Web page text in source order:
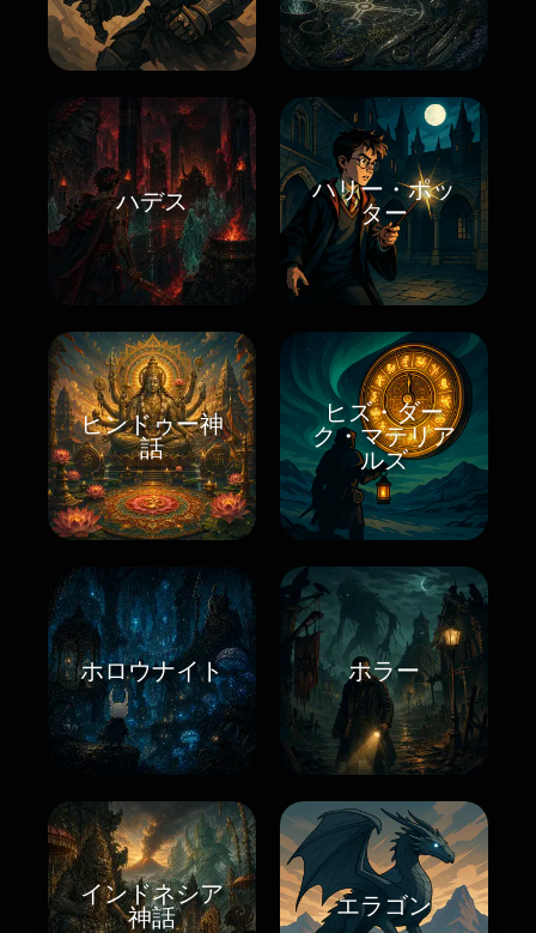
ハデス
ハリー・ポッ
ター
ヒンドゥー神
話
ヒズ・ダー
ク・マテリア
ルズ
ホロウナイト ホラー
インドネシア
神話
エラゴン